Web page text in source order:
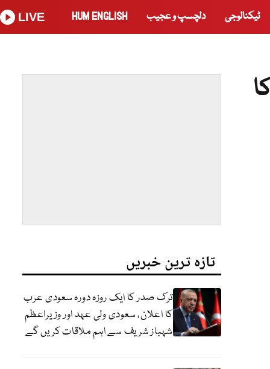
ٹیکنالوجی دلچسپ و عجیب HUM ENGLISH
LIVE
تازہ ترین خبریں
ترک صدر کا ایک روزہ دورہ سعودی عرب
کا اعلان، سعودی ولی عہد اور وزیراعظم
شہباز شریف سے اہم ملاقات کریں گے